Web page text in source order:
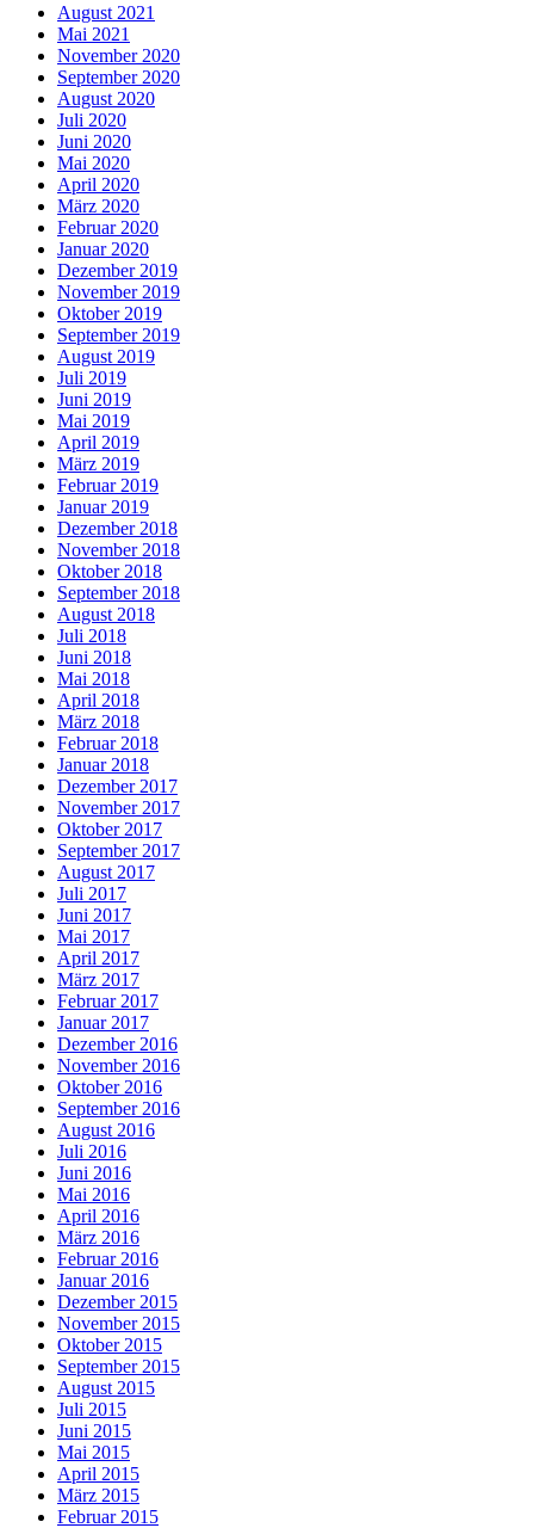
August 2021
Mai 2021
November 2020
September 2020
August 2020
Juli 2020
Juni 2020
Mai 2020
April 2020
März 2020
Februar 2020
Januar 2020
Dezember 2019
November 2019
Oktober 2019
September 2019
August 2019
Juli 2019
Juni 2019
Mai 2019
April 2019
März 2019
Februar 2019
Januar 2019
Dezember 2018
November 2018
Oktober 2018
September 2018
August 2018
Juli 2018
Juni 2018
Mai 2018
April 2018
März 2018
Februar 2018
Januar 2018
Dezember 2017
November 2017
Oktober 2017
September 2017
August 2017
Juli 2017
Juni 2017
Mai 2017
April 2017
März 2017
Februar 2017
Januar 2017
Dezember 2016
November 2016
Oktober 2016
September 2016
August 2016
Juli 2016
Juni 2016
Mai 2016
April 2016
März 2016
Februar 2016
Januar 2016
Dezember 2015
November 2015
Oktober 2015
September 2015
August 2015
Juli 2015
Juni 2015
Mai 2015
April 2015
März 2015
Februar 2015